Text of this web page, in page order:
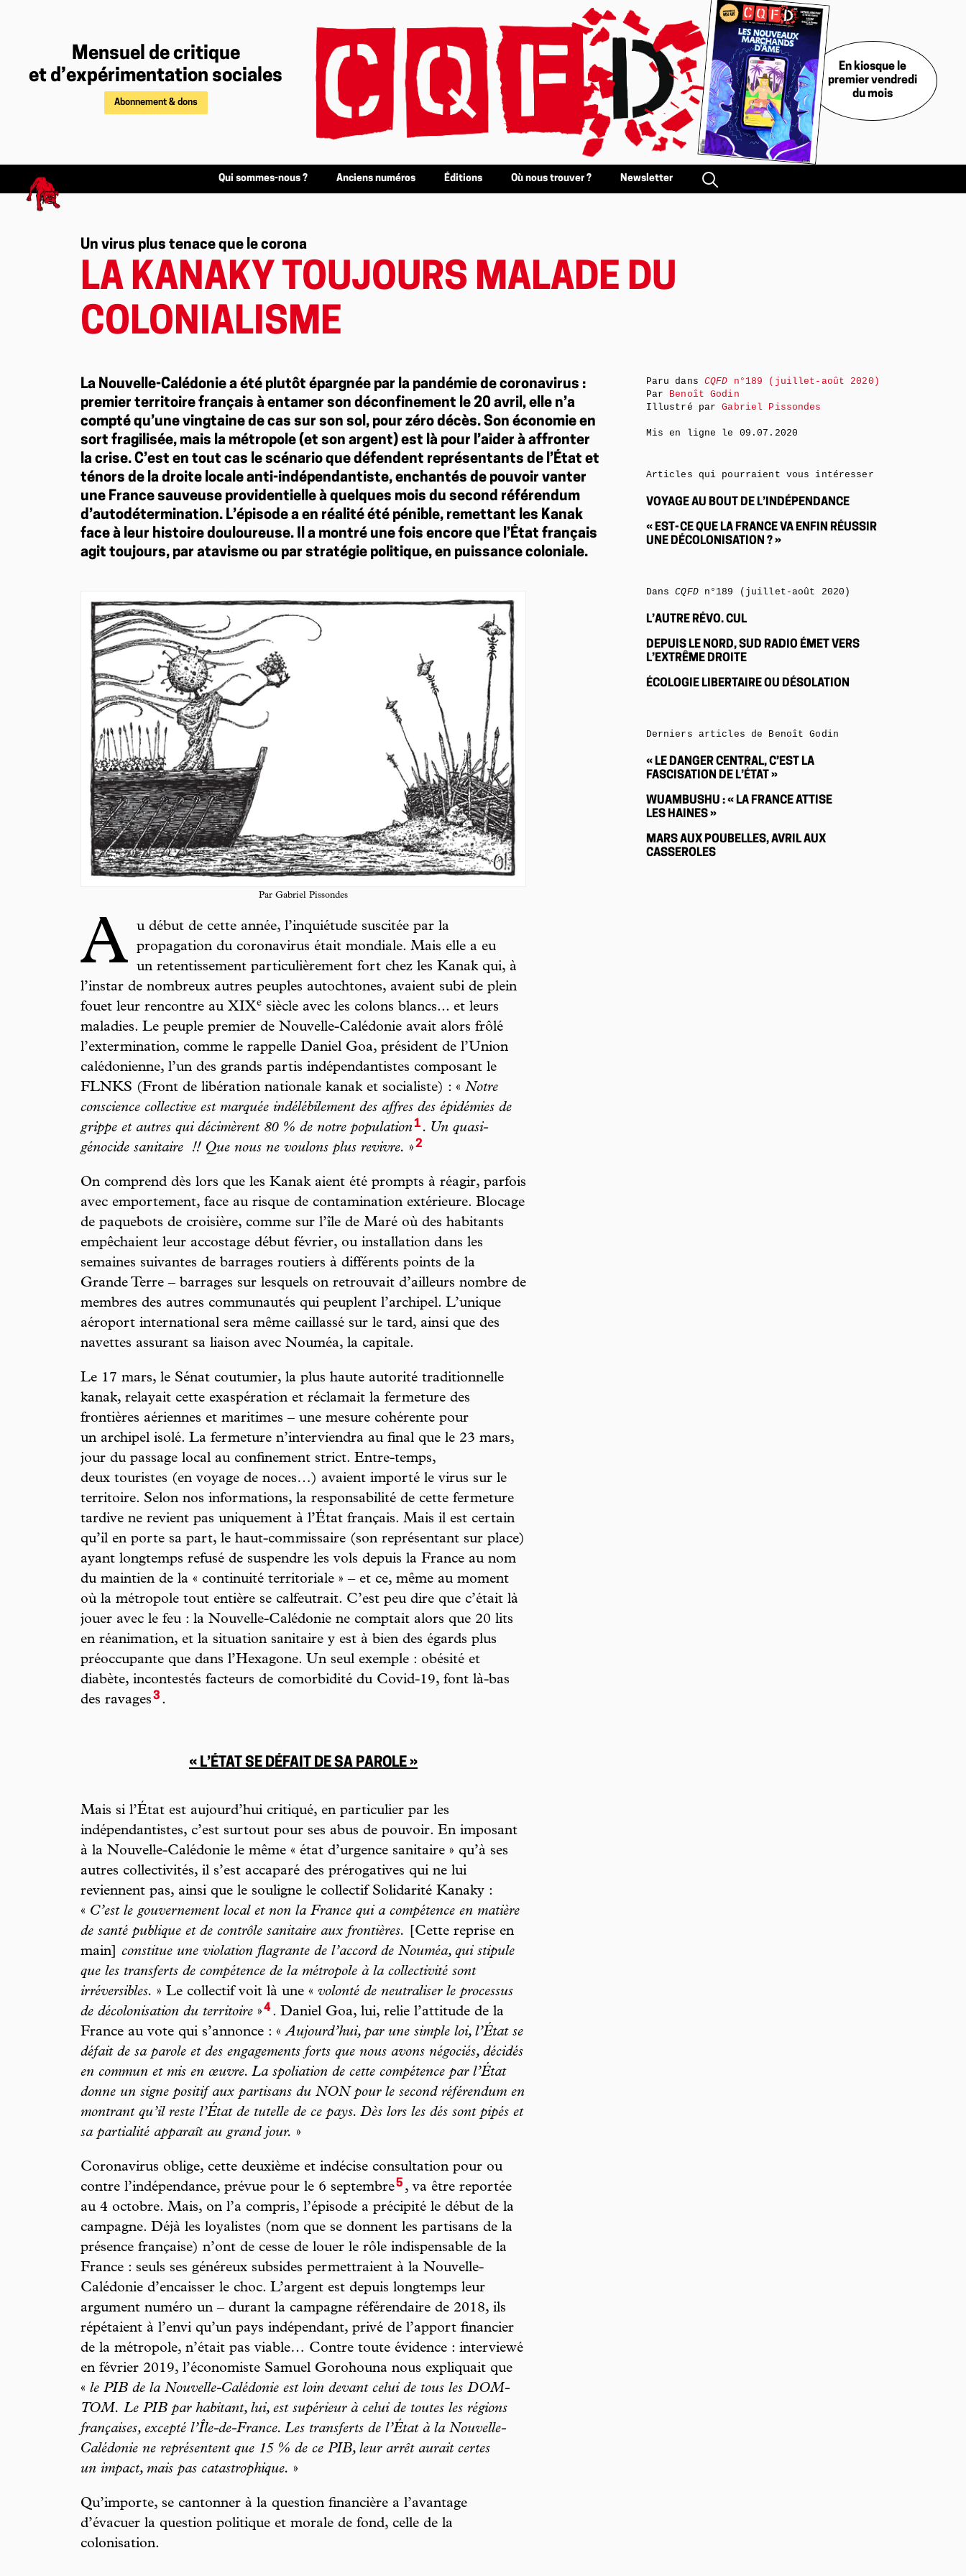
Mensuel de critique
et d’expérimentation sociales
Abonnement & dons
En kiosque le
premier vendredi
du mois
Qui sommes-nous ? Anciens numéros Éditions Où nous trouver ? Newsletter
Un virus plus tenace que le corona
LA KANAKY TOUJOURS MALADE DU
COLONIALISME
La Nouvelle-Calédonie a été plutôt épargnée par la pandémie de coronavirus :
premier territoire français à entamer son déconfinement le 20 avril, elle n’a
compté qu’une vingtaine de cas sur son sol, pour zéro décès. Son économie en
sort fragilisée, mais la métropole (et son argent) est là pour l’aider à affronter
la crise. C’est en tout cas le scénario que défendent représentants de l’État et
ténors de la droite locale anti-indépendantiste, enchantés de pouvoir vanter
une France sauveuse providentielle à quelques mois du second référendum
d’autodétermination. L’épisode a en réalité été pénible, remettant les Kanak
face à leur histoire douloureuse. Il a montré une fois encore que l’État français
agit toujours, par atavisme ou par stratégie politique, en puissance coloniale.
Par Gabriel Pissondes
A u début de cette année, l’inquiétude suscitée par la
propagation du coronavirus était mondiale. Mais elle a eu
un retentissement particulièrement fort chez les Kanak qui, à
l’instar de nombreux autres peuples autochtones, avaient subi de plein
fouet leur rencontre au XIXe siècle avec les colons blancs... et leurs
maladies. Le peuple premier de Nouvelle-Calédonie avait alors frôlé
l’extermination, comme le rappelle Daniel Goa, président de l’Union
calédonienne, l’un des grands partis indépendantistes composant le
FLNKS (Front de libération nationale kanak et socialiste) : « Notre
conscience collective est marquée indélébilement des affres des épidémies de
grippe et autres qui décimèrent 80 % de notre population1 . Un quasi-
génocide sanitaire
!! Que nous ne voulons plus revivre. »2
On comprend dès lors que les Kanak aient été prompts à réagir, parfois
avec emportement, face au risque de contamination extérieure. Blocage
de paquebots de croisière, comme sur l’île de Maré où des habitants
empêchaient leur accostage début février, ou installation dans les
semaines suivantes de barrages routiers à différents points de la
Grande Terre – barrages sur lesquels on retrouvait d’ailleurs nombre de
membres des autres communautés qui peuplent l’archipel. L’unique
aéroport international sera même caillassé sur le tard, ainsi que des
navettes assurant sa liaison avec Nouméa, la capitale.
Le 17 mars, le Sénat coutumier, la plus haute autorité traditionnelle
kanak, relayait cette exaspération et réclamait la fermeture des
frontières aériennes et maritimes – une mesure cohérente pour
un archipel isolé. La fermeture n’interviendra au final que le 23 mars,
jour du passage local au confinement strict. Entre-temps,
deux touristes (en voyage de noces…) avaient importé le virus sur le
territoire. Selon nos informations, la responsabilité de cette fermeture
tardive ne revient pas uniquement à l’État français. Mais il est certain
qu’il en porte sa part, le haut-com missaire (son représentant sur place)
ayant longtemps refusé de suspendre les vols depuis la France au nom
du maintien de la « continuité territoriale » – et ce, même au moment
où la métropole tout entière se calfeutrait. C’est peu dire que c’était là
jouer avec le feu : la Nouvelle-Calédonie ne comptait alors que 20 lits
en réanimation, et la situation sanitaire y est à bien des égards plus
préoccupante que dans l’Hexagone. Un seul exemple : obésité et
diabète, incontestés facteurs de comorbidité du Covid-19, font là-bas
des ravages3 .
« L’ÉTAT SE DÉFAIT DE SA PAROLE »
Mais si l’État est aujourd’hui critiqué, en particulier par les
indépendantistes, c’est surtout pour ses abus de pouvoir. En imposant
à la Nouvelle-Calédonie le même « état d’urgence sanitaire » qu’à ses
autres collectivités, il s’est accaparé des prérogatives qui ne lui
reviennent pas, ainsi que le souligne le collectif Solidarité Kanaky :
« C’est le gouvernement local et non la France qui a compétence en matière
de santé publique et de contrôle sanitaire aux frontières. [Cette reprise en
main] constitue une violation flagrante de l’accord de Nouméa, qui stipule
que les transferts de compétence de la métropole à la collectivité sont
irréversibles. » Le collectif voit là une « volonté de neutraliser le processus
de décolonisation du territoire »4. Daniel Goa, lui, relie l’attitude de la
France au vote qui s’annonce : «Aujourd’hui, par une simple loi, l’État se
défait de sa parole et des engagements forts que nous avons négociés, décidés
en commun et mis en œuvre. La spoliation de cette compétence par l’État
donne un signe positif aux partisans du NON pour le second référendum en
montrant qu’il reste l’État de tutelle de ce pays. Dès lors les dés sont pipés et
sa partialité apparaît au grand jour. »
Coronavirus oblige, cette deuxième et indécise consultation pour ou
contre l’indépendance, prévue pour le 6 septembre5 , va être reportée
au 4 octobre. Mais, on l’a compris, l’épisode a précipité le début de la
campagne. Déjà les loyalistes (nom que se donnent les partisans de la
présence française) n’ont de cesse de louer le rôle indispensable de la
France : seuls ses généreux subsides permettraient à la Nouvelle-
Calédonie d’encaisser le choc. L’argent est depuis longtemps leur
argument numéro un – durant la campagne référendaire de 2018, ils
répétaient à l’envi qu’un pays indépendant, privé de l’apport financier
de la métropole, n’était pas viable… Contre toute évidence : interviewé
en février 2019, l’économiste Samuel Gorohouna nous expliquait que
« le PIB de la Nouvelle-Calédonie est loin devant celui de tous les DOM-
TOM. Le PIB par habitant, lui, est supérieur à celui de toutes les régions
françaises, excepté l’Île-de-France. Les transferts de l’État à la Nouvelle-
Calédonie ne représentent que 15 % de ce PIB, leur arrêt aurait certes
un impact, mais pas catastrophique. »
Qu’importe, se cantonner à la question financière a l’avantage
d’évacuer la question politique et morale de fond, celle de la
colonisation.
Paru dans CQFD n°189 (juillet-août 2020)
Par Benoît Godin
Illustré parGabriel Pissondes
Mis en ligne le 09.07.2020
Articles qui pourraient vous intéresser
VOYAGE AU BOUT DE L’INDÉPENDANCE
« EST- CE QUE LA FRANCE VA ENFIN RÉUSSIR
UNE DÉCOLONISATION ? »
DansCQFDn°189 (juillet-août 2020)
L’AUTRE RÉVO. CUL
DEPUIS LE NORD, SUD RADIO ÉMET VERS
L’EXTRÊME DROITE
ÉCOLOGIE LIBERTAIRE OU DÉSOLATION
Derniers articles de Benoît Godin
« LE DANGER CENTRAL, C’EST LA
FASCISATION DE L’ÉTAT »
WUAMBUSHU : « LA FRANCE ATTISE
LES HAINES »
MARS AUX POUBELLES, AVRIL AUX
CASSEROLES